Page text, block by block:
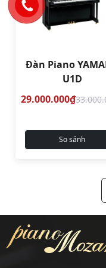
Đàn Piano
U1D
29.000.000₫
So sánh